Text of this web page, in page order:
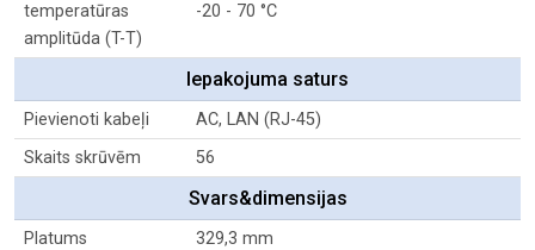
temperatūras
amplitūda (T-T)
-20 - 70 °C
Iepakojuma saturs
Pievienoti kabeļi
AC, LAN (RJ-45)
Skaits skrūvēm
56
Svars&dimensijas
Platums
329,3 mm